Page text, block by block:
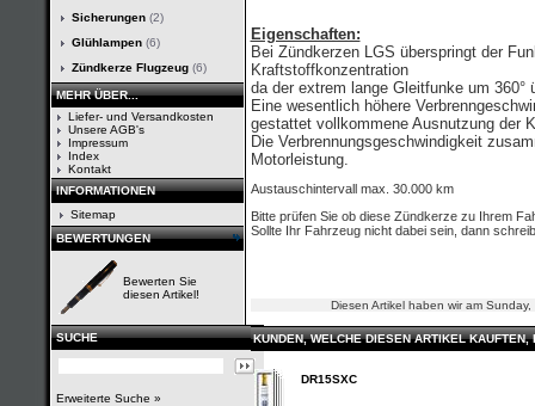
Sicherungen(2)
Glühlampen(6)
Zündkerze Flugzeug(6)
MEHR ÜBER...
Liefer- und Versandkosten
Unsere AGB's
Impressum
Index
Kontakt
INFORMATIONEN
Sitemap
BEWERTUNGEN
Bewerten Sie
diesen Artikel!
SUCHE
Erweiterte Suche »
Eigenschaften:
Bei Zündkerzen LGS überspringt der
Kraftstoffkonzentration
da der extrem lange Gleitfunke um 360°
Eine wesentlich höhere
gestattet vollkommene Ausnutzung der
Die Verbrennungsgeschwindigkeit
Motorleistung.
Austauschintervall max. 30.000 km
Bitte prüfen Sie ob diese Zündkerze zu Ihrem
Sollte Ihr Fahrzeug nicht dabei sein, dann
Diesen Artikel haben wir am
KUNDEN, WELCHE DIESEN ARTIKEL
DR15SXC